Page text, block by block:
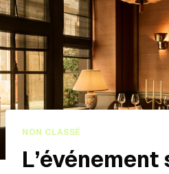
NON CLASSÉ
L’événement